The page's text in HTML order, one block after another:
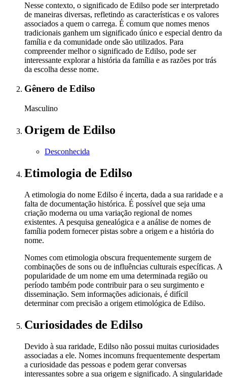
Nesse contexto, o significado de Edilso pode ser interpretado
de maneiras diversas, refletindo as características e os valores
associados a quem o carrega. É comum que nomes menos
tradicionais ganhem um significado único e especial dentro da
família e da comunidade onde são utilizados. Para
compreender melhor o significado de Edilso, pode ser
interessante explorar a história da família e as razões por trás
da escolha desse nome.
Gênero de Edilso
Masculino
Origem de Edilso
Desconhecida
Etimologia de Edilso
A etimologia do nome Edilso é incerta, dada a sua raridade e a
falta de documentação histórica. É possível que seja uma
criação moderna ou uma variação regional de nomes
existentes. A pesquisa genealógica e a análise de nomes de
família podem fornecer pistas sobre a origem e a história do
nome.
Nomes com etimologia obscura frequentemente surgem de
combinações de sons ou de influências culturais específicas. A
popularidade de um nome em uma determinada região ou
período também pode contribuir para o seu surgimento e
disseminação. Sem informações adicionais, é difícil
determinar com precisão a origem etimológica de Edilso.
Curiosidades de Edilso
Devido à sua raridade, Edilso não possui muitas curiosidades
associadas a ele. Nomes incomuns frequentemente despertam
a curiosidade das pessoas e podem gerar conversas
interessantes sobre a sua origem e significado. A singularidade